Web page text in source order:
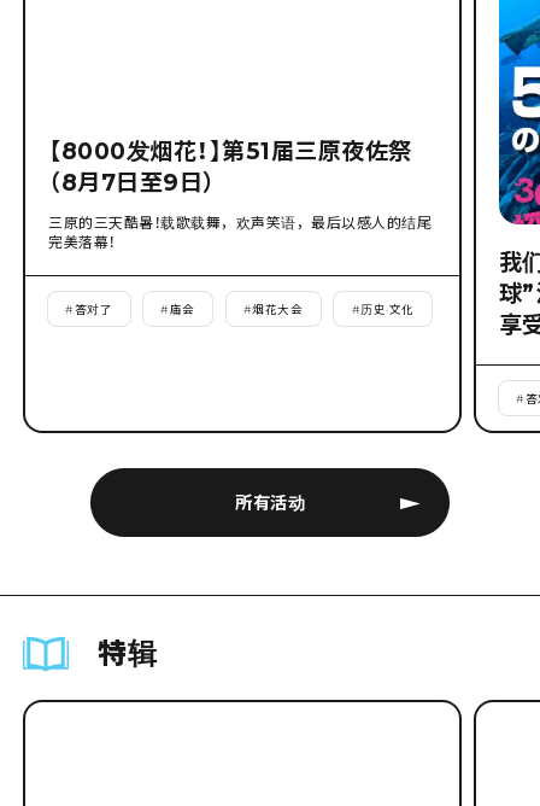
所有活动
【8000发烟花！】第51届三原夜佐祭
（8月7日至9日）
三原的三天酷暑！载歌载舞，欢声笑语，最后以感人的结尾
完美落幕！
# 答对了 #庙会 #烟花大会 #历史·文化
我
球
享
#
特辑